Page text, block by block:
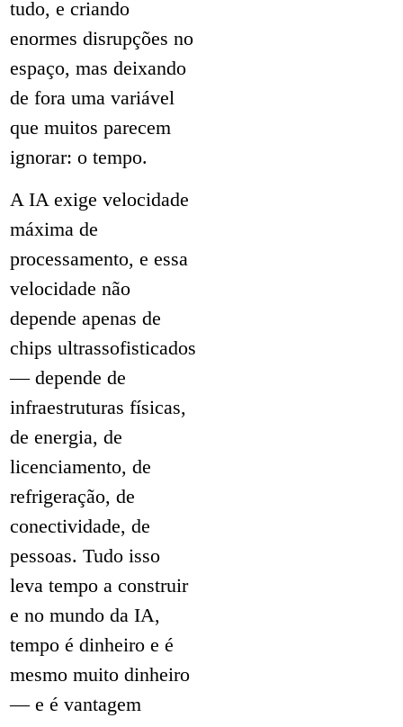
tudo, e criando
enormes disrupções no
espaço, mas deixando
de fora uma variável
que muitos parecem
ignorar: o tempo.
A IA exige velocidade
máxima de
processamento, e essa
velocidade não
depende apenas de
chips ultrassofisticados
— depende de
infraestruturas físicas,
de energia, de
licenciamento, de
refrigeração, de
conectividade, de
pessoas. Tudo isso
leva tempo a construir
e no mundo da IA,
tempo é dinheiro e é
mesmo muito dinheiro
— e é vantagem